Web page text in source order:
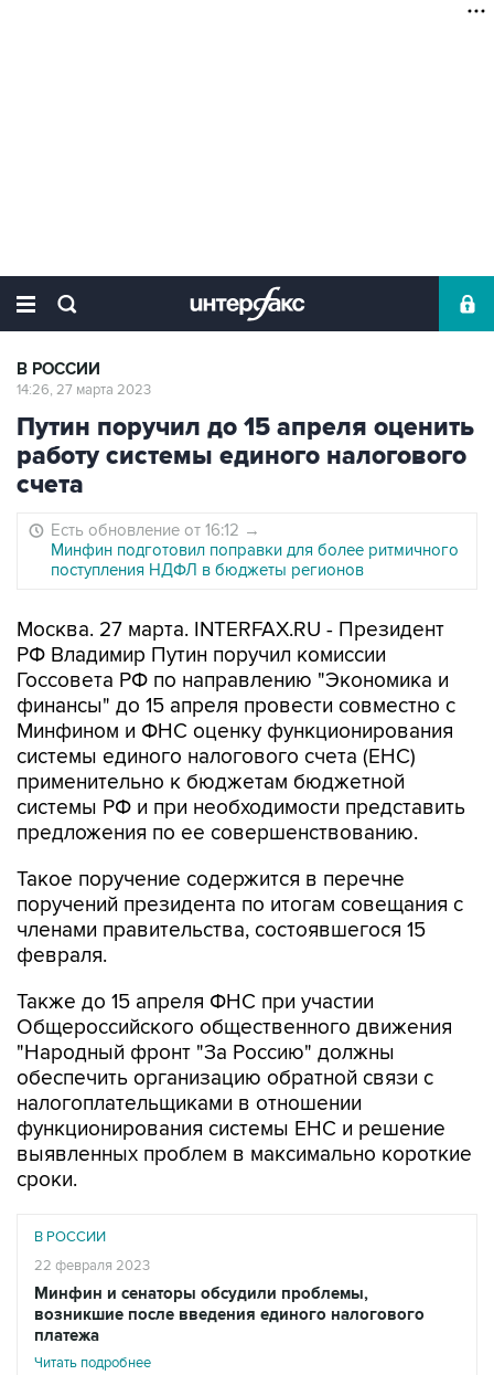
В РОССИИ
14:26, 27 марта 2023
Путин поручил до 15 апреля оценить
работу системы единого налогового
счета
Есть обновление от 16:12 →
Минфин подготовил поправки для более ритмичного
поступления НДФЛ в бюджеты регионов
Москва. 27 марта. INTERFAX.RU - Президент
РФ Владимир Путин поручил комиссии
Госсовета РФ по направлению "Экономика и
финансы" до 15 апреля провести совместно с
Минфином и ФНС оценку функционирования
системы единого налогового счета (ЕНС)
применительно к бюджетам бюджетной
системы РФ и при необходимости представить
предложения по ее совершенствованию.
Такое поручение содержится в перечне
поручений президента по итогам совещания с
членами правительства, состоявшегося 15
февраля.
Также до 15 апреля ФНС при участии
Общероссийского общественного движения
"Народный фронт "За Россию" должны
обеспечить организацию обратной связи с
налогоплательщиками в отношении
функционирования системы ЕНС и решение
выявленных проблем в максимально короткие
сроки.
В РОССИИ
22 февраля 2023
Минфин и сенаторы обсудили проблемы,
возникшие после введения единого налогового
платежа
Читать подробнее